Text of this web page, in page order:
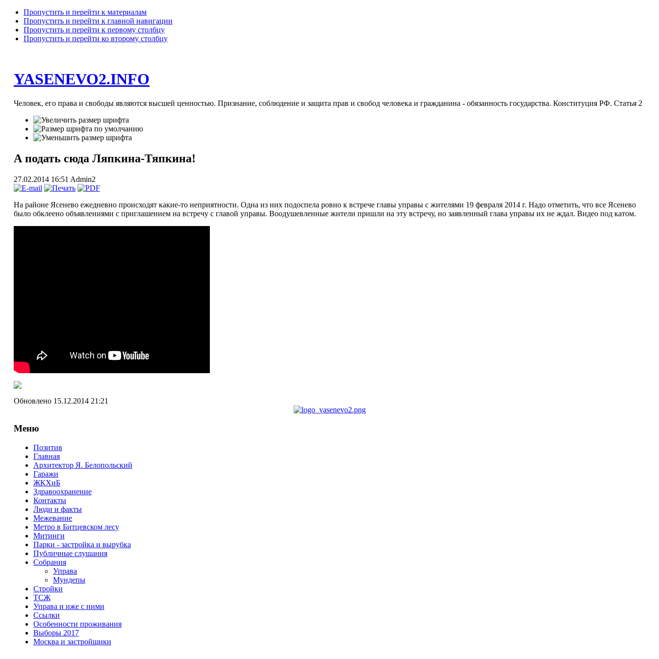
Пропустить и перейти к материалам
Пропустить и перейти к главной навигации
Пропустить и перейти к первому столбцу
Пропустить и перейти ко второму столбцу
YASENEVO2.INFO
Человек, его права и свободы являются высшей ценностью. Признание, соблюдение и защита прав и свобод человека и гражданина - обязанность государства. Конституция РФ. Статья 2
А подать сюда Ляпкина-Тяпкина!
27.02.2014 16:51 Admin2
На районе Ясенево ежедневно происходят какие-то неприятности. Одна из них подоспела ровно к встрече главы управы с жителями 19 февраля 2014 г. Надо отметить, что все Ясенево
было обклеено объявлениями с приглашением на встречу с главой управы. Воодушевленные жители пришли на эту встречу, но заявленный глава управы их не ждал. Видео под катом.
Обновлено 15.12.2014 21:21
Меню
Позитив
Главная
Архитектор Я. Белопольский
Гаражи
ЖКХиБ
Здравоохранение
Контакты
Люди и факты
Межевание
Метро в Битцевском лесу
Митинги
Парки - застройка и вырубка
Публичные слушания
Собрания
Управа
Мундепы
Стройки
ТСЖ
Управа и иже с ними
Ссылки
Особенности проживания
Выборы 2017
Москва и застройщики